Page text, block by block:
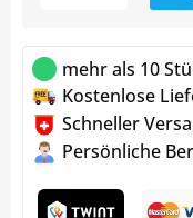
mehr als 10
Kostenlose
Schneller
Persönliche